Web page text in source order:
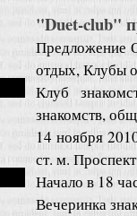
"Duet-club"
Предложение
отдых, Клубы
Клуб
знакомств,
14 ноября
ст. м.
Начало в 18
Вечеринка